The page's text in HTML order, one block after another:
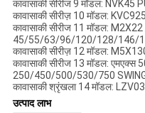
कावासाकी सीरीज 9 मॉडल: NVK45
कावासाकी सीरीज़ 10 मॉडल:
कावासाकी सीरीज 11 मॉडल:
45/55/63/96/120/128/146/
कावासाकी सीरीज़ 12 मॉडल:
कावासाकी सीरीज 13 मॉडल:
250/450/500/530/750
कावासाकी श्रृंखला 14 मॉडल:
उत्पाद लाभ